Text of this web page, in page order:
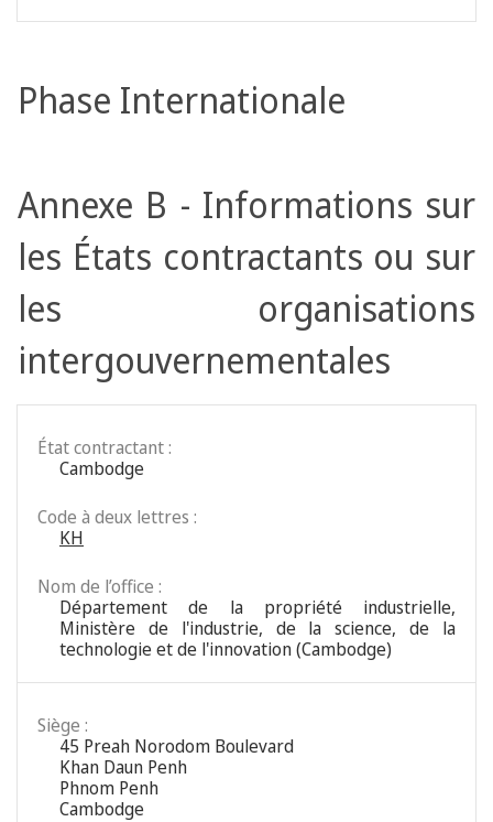
Phase Internationale
Annexe B - Informations sur
les États contractants ou sur
les organisations
intergouvernementales
État contractant :
Cambodge
Code à deux lettres :
KH
Nom de l’office :
Département de la propriété industrielle,
Ministère de l'industrie, de la science, de la
technologie et de l'innovation (Cambodge)
Siège :
45 Preah Norodom Boulevard
Khan Daun Penh
Phnom Penh
Cambodge